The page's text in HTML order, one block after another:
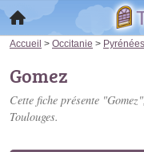
Accueil > Occitanie >
Gomez
Cette fiche présente
Toulouges.